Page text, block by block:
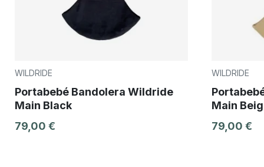
WILDRIDE
Portabebé Bandolera Wildride
Main Black
79,00 €
WILDRIDE
Main
79,00 €